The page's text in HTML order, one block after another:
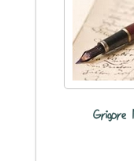
Grigore